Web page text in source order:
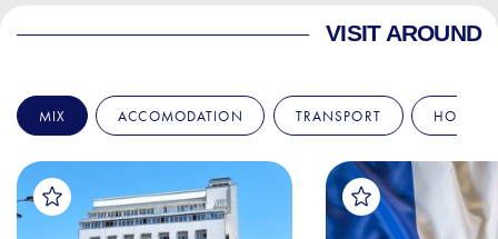
VISIT AROUND
MIX ACCOMODATION TRANSPORT